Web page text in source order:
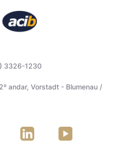
3326-1230
andar, Vorstadt - Blumenau /